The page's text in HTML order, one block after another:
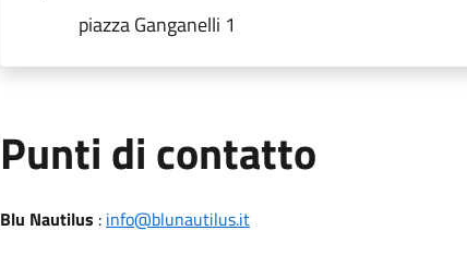
piazza Ganganelli 1
Punti di contatto
Blu Nautilus : info@blunautilus.it